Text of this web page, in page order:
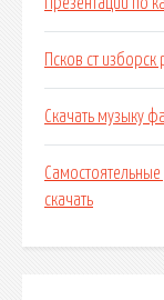
Презентации по
Псков ст
Скачать музыку
скачать